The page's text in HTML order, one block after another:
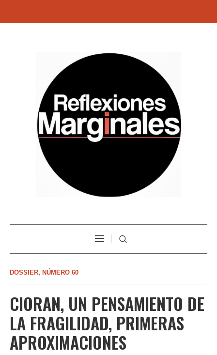
DOSSIER, NÚMERO 60
CIORAN, UN PENSAMIENTO DE
LA FRAGILIDAD, PRIMERAS
APROXIMACIONES